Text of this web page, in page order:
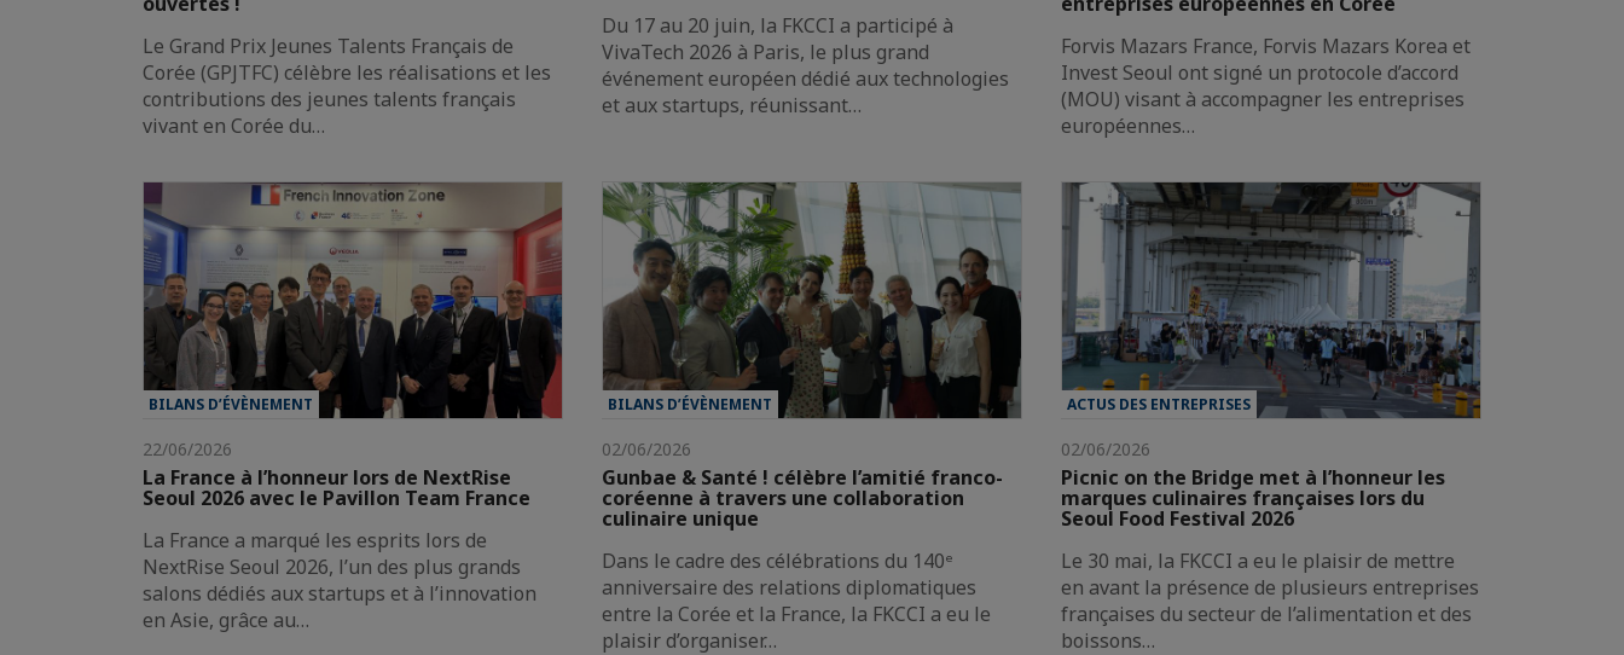
Le Grand Prix Jeunes Talents Français de
Corée (GPJTFC) célèbre les réalisations et les
contributions des jeunes talents français
vivant en Corée du…
Du 17 au 20 juin, la FKCCI a participé à
VivaTech 2026 à Paris, le plus grand
événement européen dédié aux technologies
et aux startups, réunissant…
Forvis Mazars France, Forvis Mazars Korea et
Invest Seoul ont signé un protocole d’accord
(MOU) visant à accompagner les entreprises
européennes…
BILANS D’ÉVÈNEMENT
22/06/2026
La France à l’honneur lors de NextRise
Seoul 2026 avec le Pavillon Team France
La France a marqué les esprits lors de
NextRise Seoul 2026, l’un des plus grands
salons dédiés aux startups et à l’innovation
en Asie, grâce au…
BILANS D’ÉVÈNEMENT
02/06/2026
Gunbae & Santé ! célèbre l’amitié franco-
coréenne à travers une collaboration
culinaire unique
Dans le cadre des célébrations du 140ᵉ
anniversaire des relations diplomatiques
entre la Corée et la France, la FKCCI a eu le
plaisir d’organiser…
ACTUS DES ENTREPRISES
02/06/2026
Picnic on the Bridge met à l’honneur les
marques culinaires françaises lors du
Seoul Food Festival 2026
Le 30 mai, la FKCCI a eu le plaisir de mettre
en avant la présence de plusieurs entreprises
françaises du secteur de l’alimentation et des
boissons…